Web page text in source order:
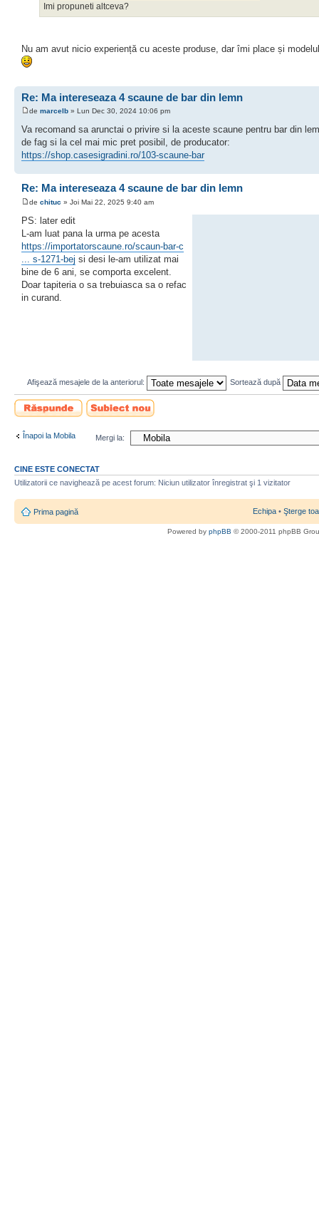
Imi propuneti altceva?
Nu am avut nicio experiență cu aceste produse, dar îmi place și
Re: Ma intereseaza 4 scaune de bar din lemn
de marcelb » Lun Dec 30, 2024 10:06 pm
Va recomand sa arunctai o privire si la aceste scaune pentru bar din
de fag si la cel mai mic pret posibil, de producator:
https://shop.casesigradini.ro/103-scaune-bar
Re: Ma intereseaza 4 scaune de bar din lemn
de chituc » Joi Mai 22, 2025 9:40 am
PS: later edit
L-am luat pana la urma pe acesta
https://importatorscaune.ro/scaun-bar-c
... s-1271-bej si desi le-am utilizat mai
bine de 6 ani, se comporta excelent.
Doar tapiteria o sa trebuiasca sa o refac
in curand.
Afişează mesajele de la anteriorul: Sortează după
Scrie un răspuns
Scrie un subiect
nou
Înapoi la Mobila Mergi la:
CINE ESTE CONECTAT
Utilizatorii ce navighează pe acest forum: Niciun utilizator înregistrat şi 1 vizitator
Prima pagină Echipa • Şterge
Powered by phpBB © 2000-2011 phpBB